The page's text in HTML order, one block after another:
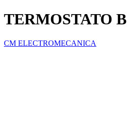
TERMOSTATO
CM ELECTROMECANICA